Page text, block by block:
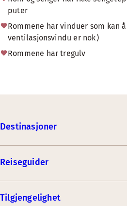
puter
Rommene har vinduer som kan
ventilasjonsvindu er nok)
Rommene har tregulv
Destinasjoner
Reiseguider
Tilgjengelighet